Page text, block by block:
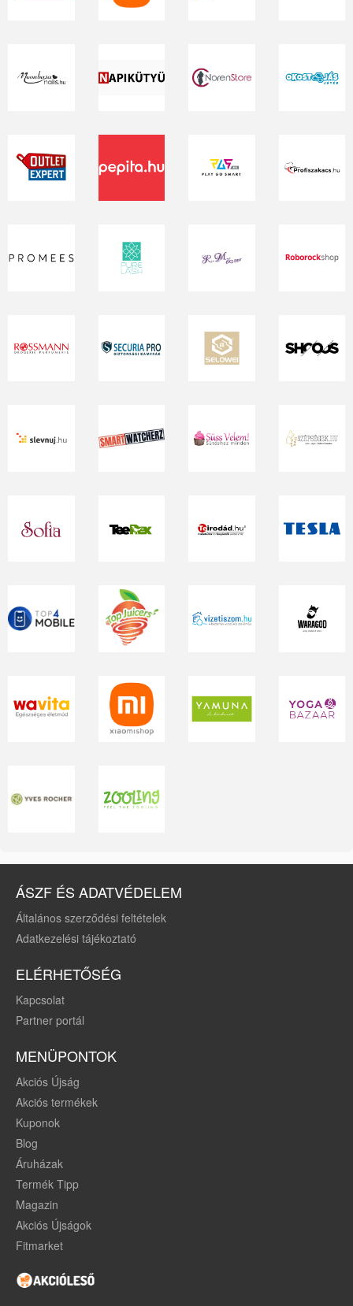
ÁSZF ÉS ADATVÉDELEM
Általános szerződési feltételek
Adatkezelési tájékoztató
ELÉRHETŐSÉG
Kapcsolat
Partner portál
MENÜPONTOK
Akciós Újság
Akciós termékek
Kuponok
Blog
Áruházak
Termék Tipp
Magazin
Akciós Újságok
Fitmarket